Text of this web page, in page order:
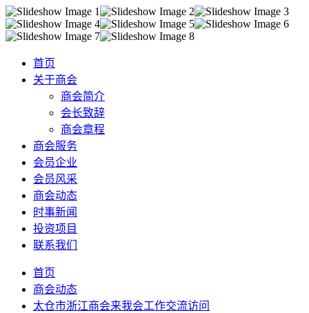
首页
关于商会
商会简介
会长致辞
商会章程
商会服务
会员企业
会员风采
商会动态
时事新闻
投资项目
联系我们
首页
商会动态
太仓市浙江商会来我会工作交流访问